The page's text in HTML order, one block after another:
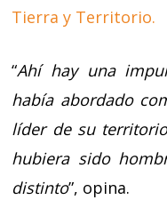
Tierra y Territorio.
“Ahí hay una
había abordado
líder de su
hubiera sido
distinto”, opina.